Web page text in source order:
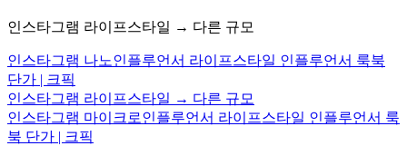
인스타그램 라이프스타일 → 다른 규모
인스타그램 나노인플루언서 라이프스타일 인플루언서 룩북
단가 | 크픽
인스타그램 라이프스타일 → 다른 규모
인스타그램 마이크로인플루언서 라이프스타일 인플루언서 룩
북 단가 | 크픽